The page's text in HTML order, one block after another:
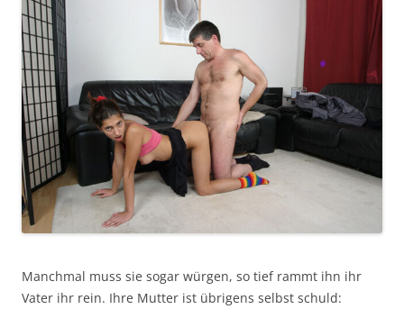
Manchmal muss sie sogar würgen, so tief rammt ihn ihr
Vater ihr rein. Ihre Mutter ist übrigens selbst schuld: